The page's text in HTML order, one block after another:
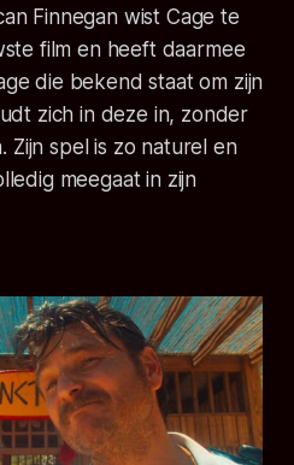
Finnegan wist Cage te
film en heeft daarmee
die bekend staat om zijn
zich in deze in, zonder
Zijn spel is zo naturel en
meegaat in zijn